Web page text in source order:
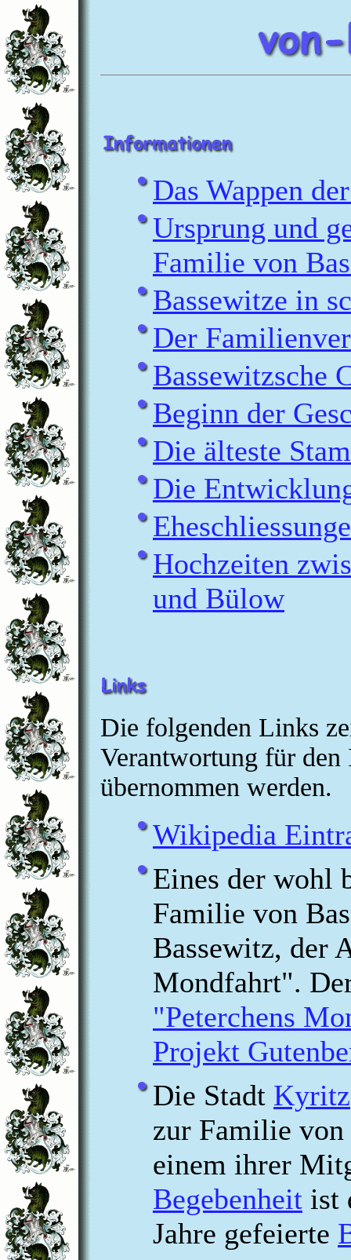
Das Wappen
Ursprung und
Familie von
Bassewitze in
Der
Bassewitzsche
Beginn der
Die älteste
Die
Hochzeiten
und Bülow
Die folgenden Links
Verantwortung für den
übernommen werden.
Wikipedia
Eines der wohl
Familie von
Bassewitz, der
Mondfahrt".
"Peterchens
Projekt
Die Stadt Kyritz
zur Familie von
einem ihrer
Begebenheit ist
Jahre gefeierte